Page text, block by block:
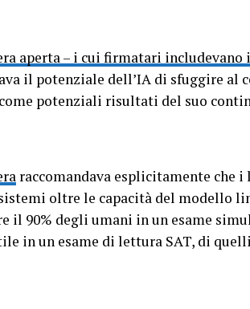
aperta – i cui firmatari includevano
il potenziale dell’IA di sfuggire
potenziali risultati del suo
raccomandava esplicitamente
oltre le capacità del modello
il 90% degli umani in un esame
in un esame di lettura SAT, di